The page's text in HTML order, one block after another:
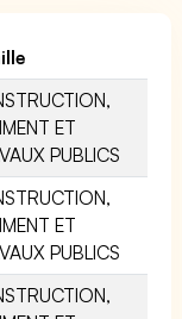
ET
PUBLICS
ET
PUBLICS